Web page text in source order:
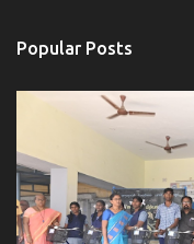
Popular Posts